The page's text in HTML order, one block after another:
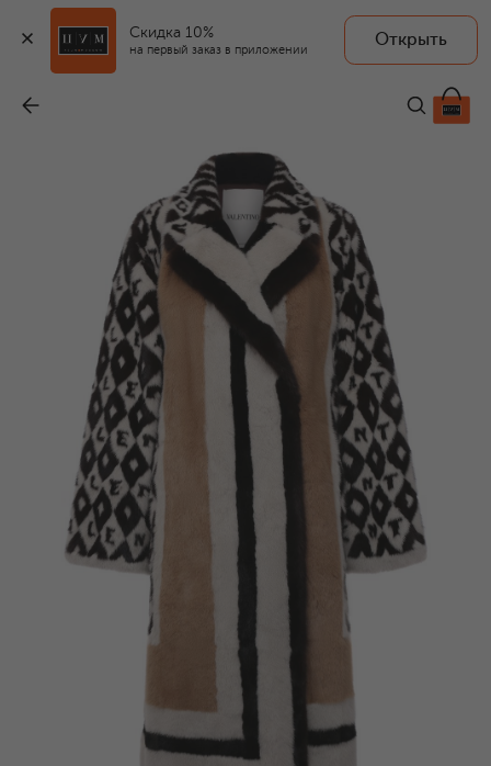
Скидка 10%
на первый заказ в приложении
Открыть
5 415 000 ₽